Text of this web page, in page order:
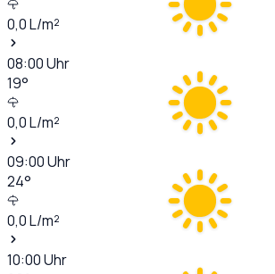
0,0L/m²
08:00Uhr
19°
0,0L/m²
09:00Uhr
24°
0,0L/m²
10:00Uhr